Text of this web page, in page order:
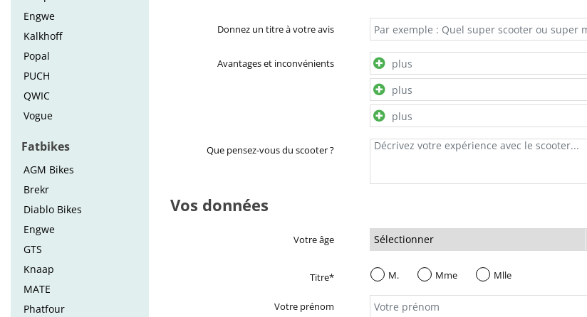
Engwe
Kalkhoff
Popal
PUCH
QWIC
Vogue
Fatbikes
AGM Bikes
Brekr
Diablo Bikes
Engwe
GTS
Knaap
MATE
Phatfour
Donnez un titre à votre avis
Avantages et inconvénients
Que pensez-vous du scooter ?
Vos données
Votre âge
Titre* M. Mme Mlle
Votre prénom